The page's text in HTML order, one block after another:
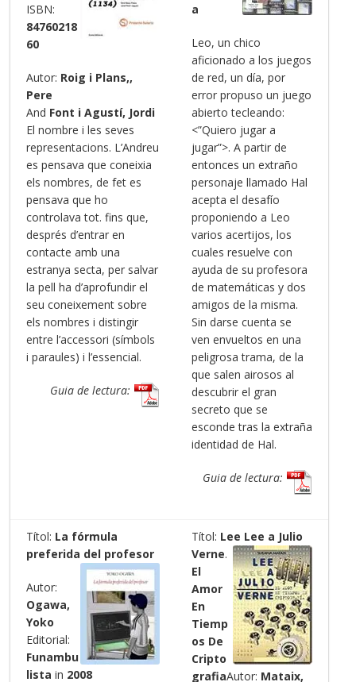
ISBN:
84760218
60
Autor: Roig i Plans,,
Pere
And Font i Agustí, Jordi
El nombre i les seves
representacions. L’Andreu
es pensava que coneixia
els nombres, de fet es
pensava que ho
controlava tot. fins que,
després d’entrar en
contacte amb una
estranya secta, per salvar
la pell ha d’aprofundir el
seu coneixement sobre
els nombres i distingir
entre l’accessori (símbols
i paraules) i l’essencial.
Guia de lectura:
a
Leo, un chico
aficionado a los juegos
de red, un día, por
error propuso un juego
abierto tecleando:
<”Quiero jugar a
jugar”>. A partir de
entonces un extraño
personaje llamado Hal
acepta el desafío
proponiendo a Leo
varios acertijos, los
cuales resuelve con
ayuda de su profesora
de matemáticas y dos
amigos de la misma.
Sin darse cuenta se
ven envueltos en una
peligrosa trama, de la
que salen airosos al
descubrir el gran
secreto que se
esconde tras la extraña
identidad de Hal.
Guia de lectura:
Títol: La fórmula
preferida del profesor
Autor:
Ogawa,
Yoko
Editorial:
Funambu
lista in 2008
Títol: Lee Lee a Julio
Verne.
El
Amor
En
Tiemp
os De
Cripto
grafiaAutor: Mataix,